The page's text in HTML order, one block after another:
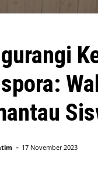
- 17 November 2023